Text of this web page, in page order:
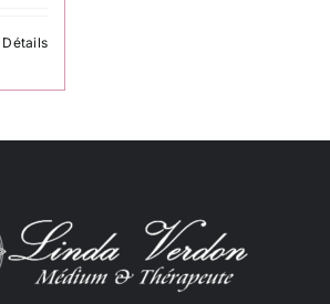
Détails